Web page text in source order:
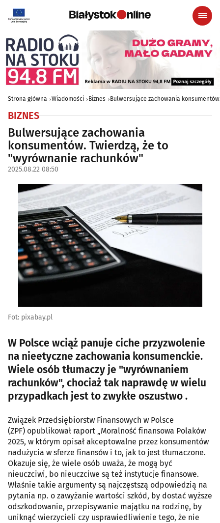
Strona główna Wiadomości Biznes Bulwersujące zachowania
BIZNES
Bulwersujące zachowania
konsumentów. Twierdzą, że to
"wyrównanie rachunków"
2025.08.22 08:50
Fot: pixabay.pl
W Polsce wciąż panuje ciche przyzwolenie
na nieetyczne zachowania konsumenckie.
Wiele osób tłumaczy je "wyrównaniem
rachunków", chociaż tak naprawdę w wielu
przypadkach jest to zwykłe oszustwo .
Związek Przedsiębiorstw Finansowych w Polsce
(ZPF) opublikował raport „Moralność finansowa Polaków
2025, w którym opisał akceptowalne przez konsumentów
nadużycia w sferze finansów i to, jak to jest tłumaczone.
Okazuje się, że wiele osób uważa, że mogą być
nieuczciwi, bo nieuczciwe są też instytucje finansowe.
Właśnie takie argumenty są najczęstszą odpowiedzią na
pytania np. o zawyżanie wartości szkód, by dostać wyższe
odszkodowanie, przepisywanie majątku na rodzinę, by
uniknąć wierzycieli czy usprawiedliwienie tego, że nie